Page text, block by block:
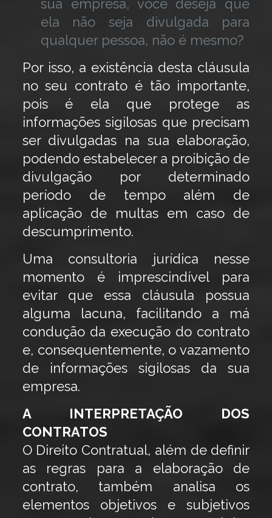
sua empresa, você deseja que
ela não seja divulgada para
qualquer pessoa, não é mesmo?
Por isso, a existência desta cláusula
no seu contrato é tão importante,
pois é ela que protege as
informações sigilosas que precisam
ser divulgadas na sua elaboração,
podendo estabelecer a proibição de
divulgação por determinado
período de tempo além de
aplicação de multas em caso de
descumprimento.
Uma consultoria jurídica nesse
momento é imprescindível para
evitar que essa cláusula possua
alguma lacuna, facilitando a má
condução da execução do contrato
e, consequentemente, o vazamento
de informações sigilosas da sua
empresa.
A INTERPRETAÇÃO DOS
CONTRATOS
O Direito Contratual, além de definir
as regras para a elaboração de
contrato, também analisa os
elementos objetivos e subjetivos